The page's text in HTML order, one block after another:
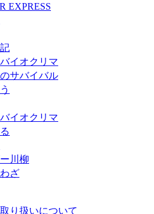
EXPRESS
イオクリマ
サバイバル
イオクリマ
川柳
ざ
り扱いについて